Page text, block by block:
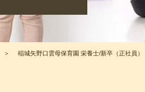
稲城矢野口雲母保育園 栄養士/新卒（正社員）